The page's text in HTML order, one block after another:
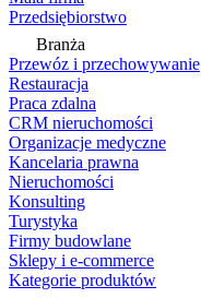
Przedsiębiorstwo
Branża
Przewóz i przechowywanie
Restauracja
Praca zdalna
CRM nieruchomości
Organizacje medyczne
Kancelaria prawna
Nieruchomości
Konsulting
Turystyka
Firmy budowlane
Sklepy i e-commerce
Kategorie produktów